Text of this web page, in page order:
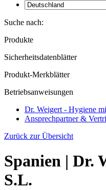
Suche nach:
Produkte
Sicherheitsdatenblätter
Produkt-Merkblätter
Betriebsanweisungen
Dr. Weigert - Hygiene
Ansprechpartner &
Zurück zur Übersicht
Spanien | Dr.
S.L.